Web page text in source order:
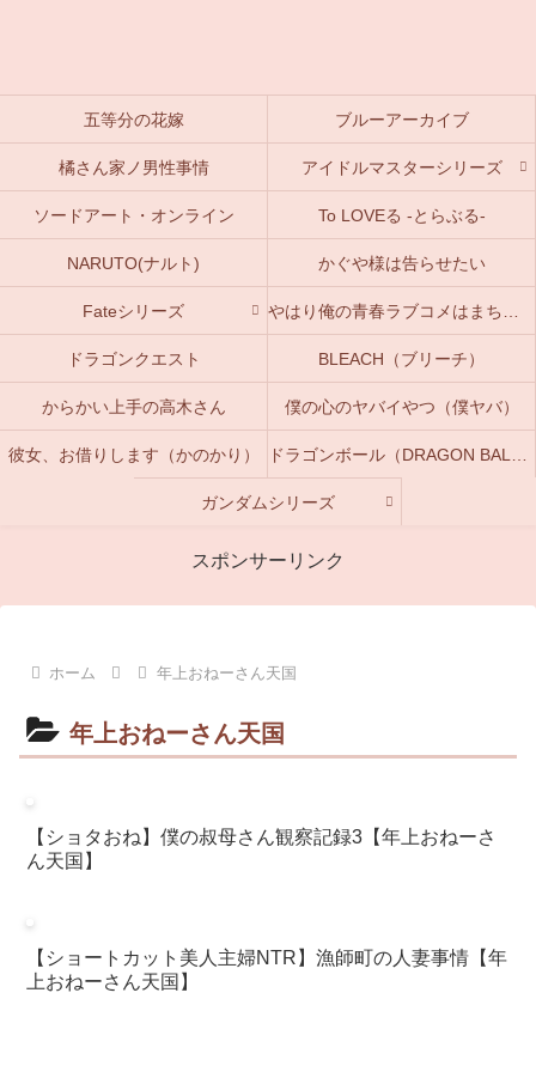
五等分の花嫁 ブルーアーカイブ
橘さん家ノ男性事情 アイドルマスターシリーズ
ソードアート・オンライン To LOVEる -とらぶる-
NARUTO(ナルト) かぐや様は告らせたい
Fateシリーズ
ドラゴンクエスト BLEACH（ブリーチ）
からかい上手の高木さん 僕の心のヤバイやつ（僕ヤバ）
彼女、お借りします（かのかり）
ガンダムシリーズ
スポンサーリンク
ホーム 年上おねーさん天国
年上おねーさん天国
【ショタおね】僕の叔母さん観察記録3【年上おねーさ
ん天国】
【ショートカット美人主婦NTR】漁師町の人妻事情【年
上おねーさん天国】